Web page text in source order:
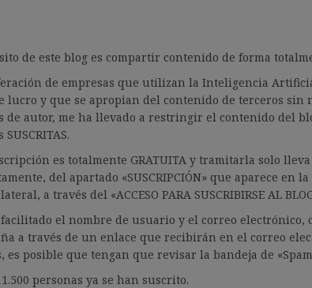
de este blog es compartir contenido de forma
de empresas que utilizan la Inteligencia
lucro y que se apropian del contenido de terceros sin
de autor, me ha llevado a restringir el contenido del
es totalmente GRATUITA y tramitarla solo
del apartado «SUSCRIPCIÓN» que aparece en
a través del «ACCESO PARA SUSCRIBIRSE AL
el nombre de usuario y el correo electrónico,
a través de un enlace que recibirán en el correo
es posible que tengan que revisar la bandeja de
personas ya se han suscrito.